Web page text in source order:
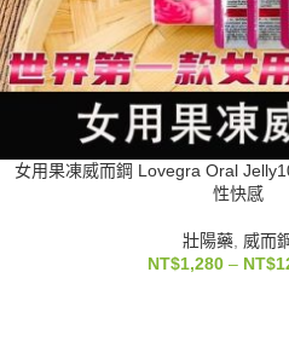
女用果凍威而鋼 Lovegra Oral
性快感
壯陽藥 威而
NT$1,280 – NT$